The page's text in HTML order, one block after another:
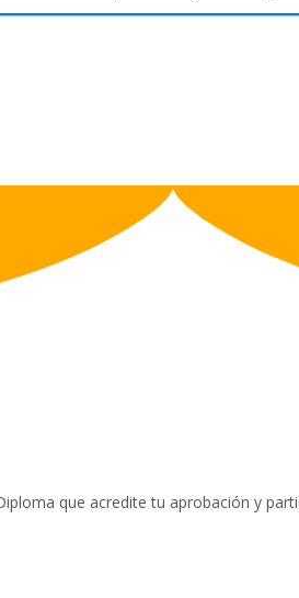
que acredite tu aprobación y